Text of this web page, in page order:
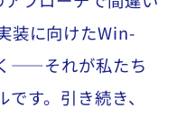
装に向けたWin-
――それが私たち
す。引き続き、